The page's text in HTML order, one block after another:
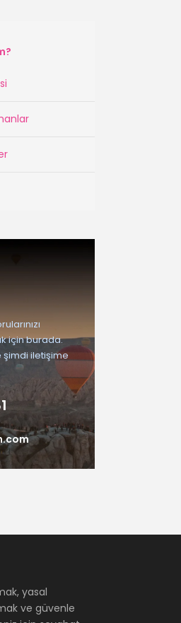
için burada.
şimdi iletişime
yasal
ve güvenle